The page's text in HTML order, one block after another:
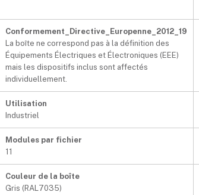
Conformement_Directive_Europenne_2012_19
La boîte ne correspond pas à la définition des
Équipements Électriques et Électroniques (EEE)
mais les dispositifs inclus sont affectés
individuellement.
Utilisation
Industriel
Modules par fichier
11
Couleur de la boîte
Gris (RAL7035)